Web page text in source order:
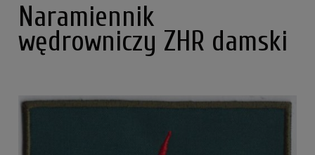
Naramiennik
wędrowniczy ZHR damski